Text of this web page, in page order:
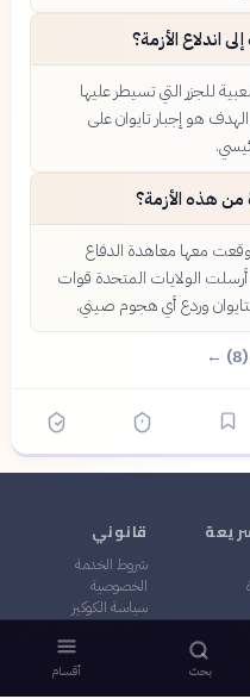
اندلاع الأزمة؟
للجزر التي تسيطر عليها
هو إجبار تايوان على
من هذه الأزمة؟
معها معاهدة الدفاع
الصينية الأمريكية عام 1954. أرسلت الولايات المتحدة قوات
وردع أي هجوم صيني.
قانوني
شروط الخدمة
الخصوصية
سياسة الكوكيز
بحث أقسام